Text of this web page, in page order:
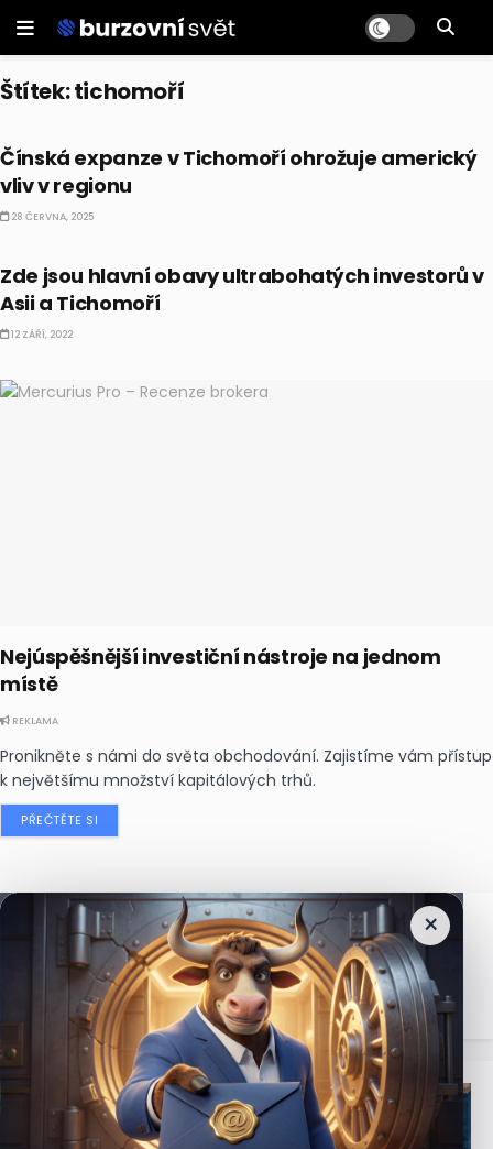
Štítek:tichomoří
Čínská expanze v Tichomoří ohrožuje americký
vliv v regionu
28 ČERVNA, 2025
Zde jsou hlavní obavy ultrabohatých investorů v
Asii a Tichomoří
12 ZÁŘÍ, 2022
Nejúspěšnější investiční nástroje na jednom
místě
REKLAMA
Pronikněte s námi do světa obchodování. Zajistíme vám přístup
k největšímu množství kapitálových trhů.
PŘEČTĚTE SI
×
Nejčtenějšízprávy